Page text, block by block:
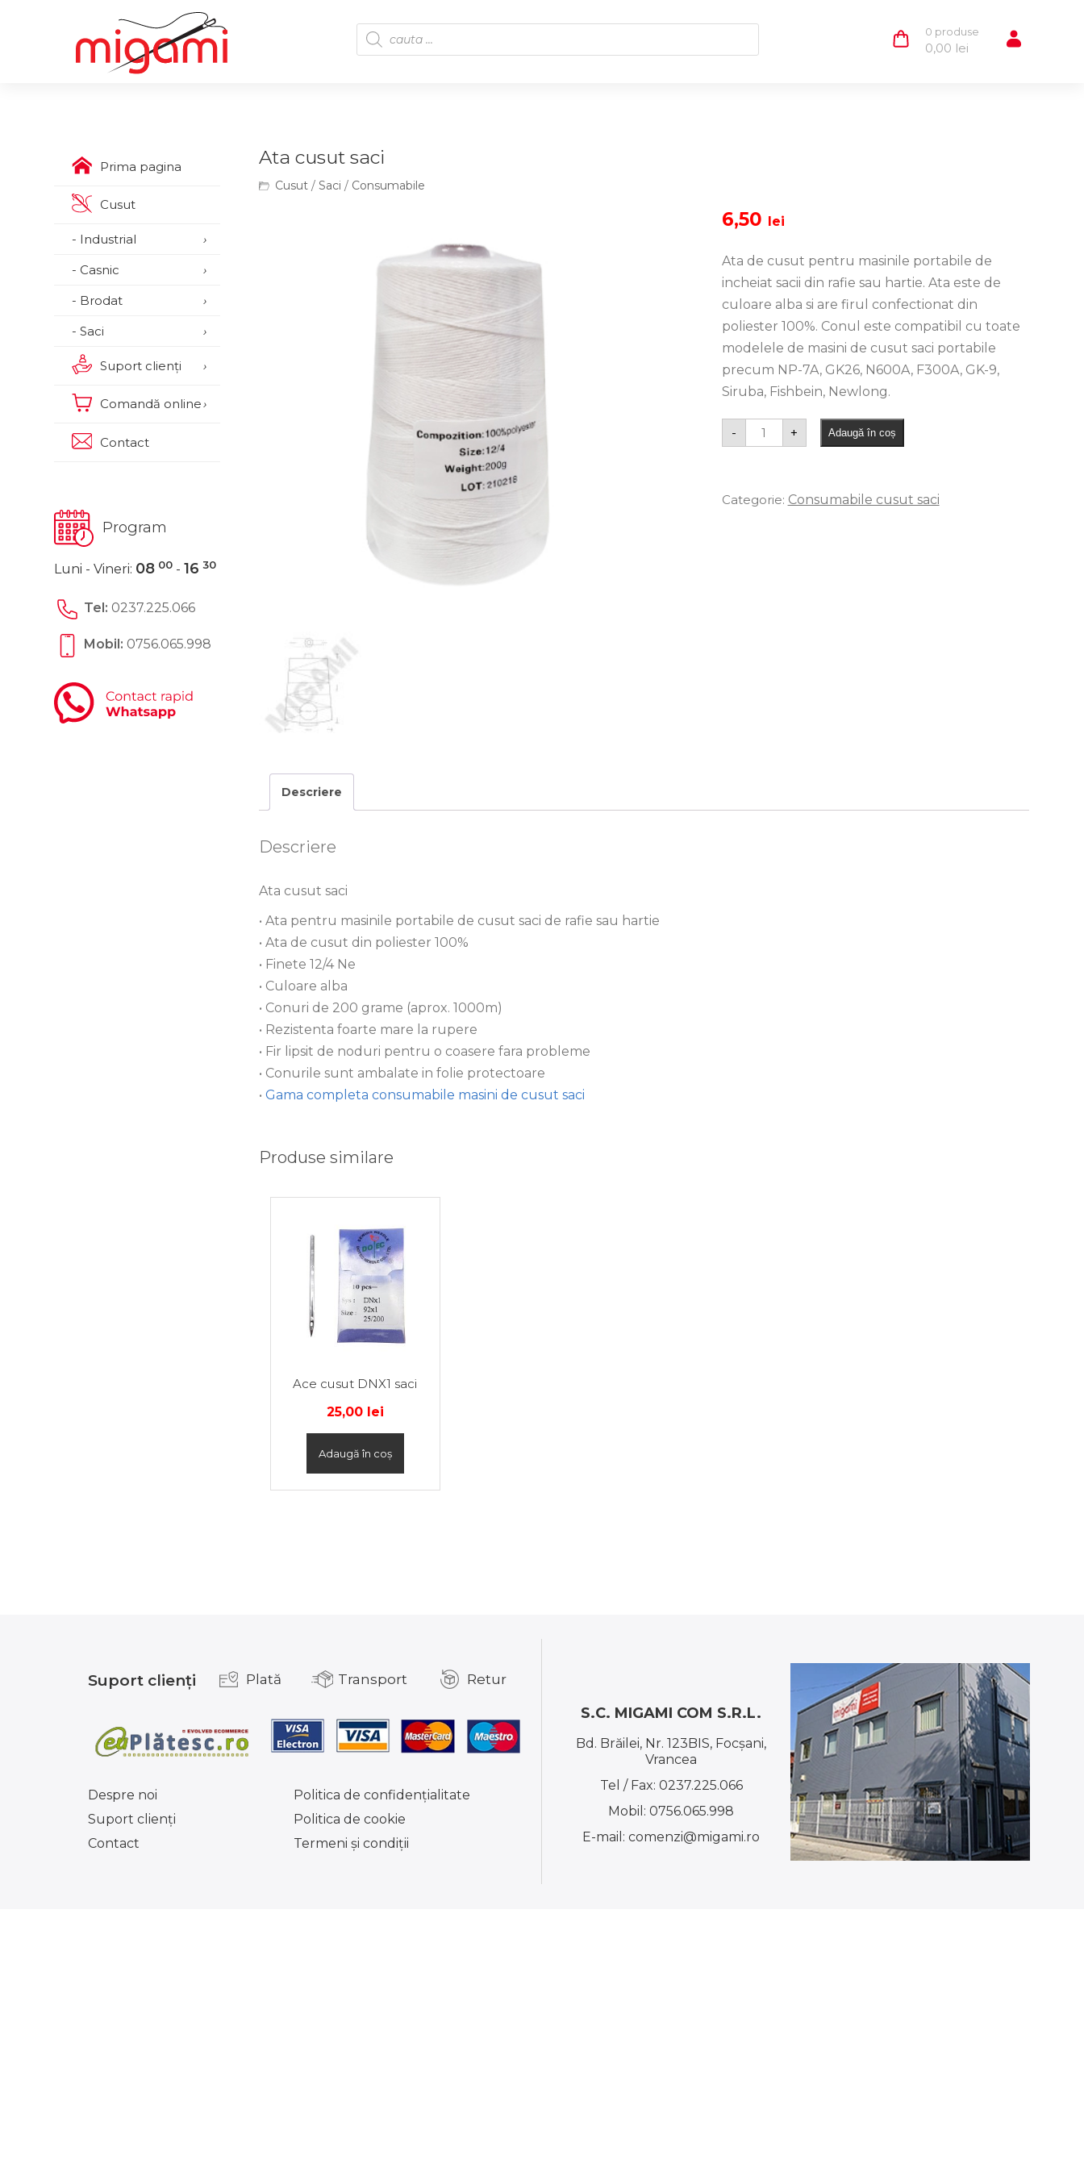
0 produse
0,00 lei
Prima pagina
Cusut
- Industrial
›
- Casnic
›
- Brodat
›
- Saci
›
Suport clienți ›
Comandă online›
Contact
Program
Luni - Vineri: 08 00 -16 30
Tel: 0237.225.066
Mobil: 0756.065.998
Ata cusut saci
Cusut /Saci / Consumabile
6,50 lei
Ata de cusut pentru masinile portabile de
incheiat sacii din rafie sau hartie. Ata este de
culoare alba si are firul confectionat din
poliester 100%. Conul este compatibil cu toate
modelele de masini de cusut saci portabile
precum NP-7A, GK26, N600A, F300A, GK-9,
Siruba, Fishbein, Newlong.
- + Adaugă în coș
Categorie: Consumabile cusut saci
Descriere
Descriere
Ata cusut saci
• Ata pentru masinile portabile de cusut saci de rafie sau hartie
• Ata de cusut din poliester 100%
• Finete 12/4 Ne
• Culoare alba
• Conuri de 200 grame (aprox. 1000m)
• Rezistenta foarte mare la rupere
• Fir lipsit de noduri pentru o coasere fara probleme
• Conurile sunt ambalate in folie protectoare
•Gama completa consumabile masini de cusut saci
Produse similare
Ace cusut DNX1 saci
25,00 lei
Adaugă în coș
Suport clienți Plată Transport Retur
Despre noi
Suport clienţi
Contact
Politica de confidențialitate
Politica de cookie
Termeni şi condiţii
S.C. MIGAMI COM S.R.L.
Bd. Brăilei, Nr. 123BIS, Focşani,
Vrancea
Tel / Fax: 0237.225.066
Mobil:0756.065.998
E-mail:comenzi@migami.ro